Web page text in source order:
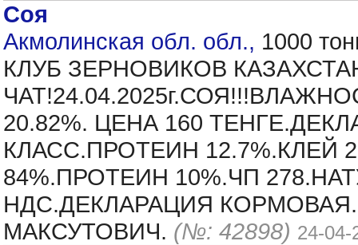
Соя
Акмолинская обл. обл., 1000
КЛУБ ЗЕРНОВИКОВ
20.82%. ЦЕНА 160
КЛАСС.ПРОТЕИН 12.7%.КЛЕЙ
84%.ПРОТЕИН 10%.ЧП
НДС.ДЕКЛАРАЦИЯ
МАКСУТОВИЧ. (№: 42898) 24-04-